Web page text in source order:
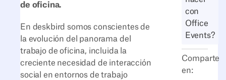
con
Office
Events?
Comparte
en:
de oficina.
En deskbird somos conscientes de
la evolución del panorama del
trabajo de oficina, incluida la
creciente necesidad de interacción
social en entornos de trabajo